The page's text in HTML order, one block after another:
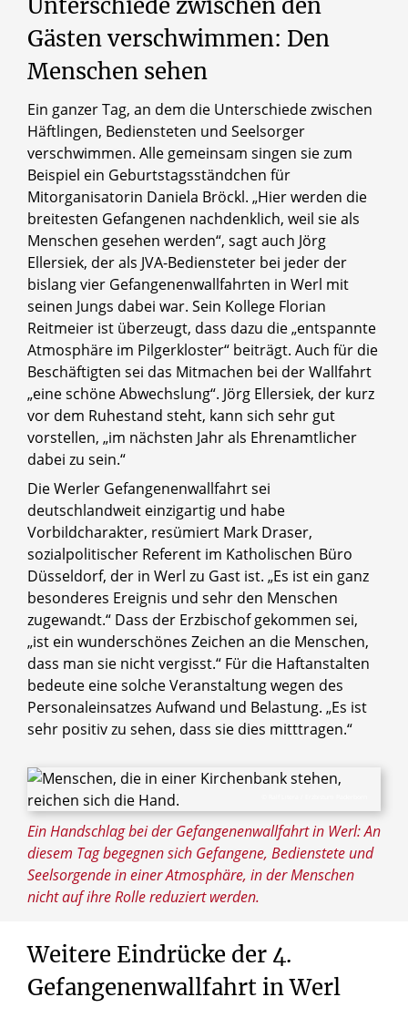
Unterschiede zwischen den
Gästenverschwimmen: Den
Menschen sehen
Ein Handschlag bei der Gefangenenwallfahrt in Werl: An
diesem Tag begegnen sich Gefangene, Bedienstete und
Seelsorgende in einer Atmosphäre, in der Menschen
nicht auf ihre Rolle reduziert werden.
Ein ganzer Tag, an dem die Unterschiede zwischen
Häftlingen, Bediensteten und Seelsorger
verschwimmen. Alle gemeinsam singen sie zum
Beispiel ein Geburtstagsständchen für
Mitorganisatorin Daniela Bröckl. „Hier werden die
breitesten Gefangenen nachdenklich, weil sie als
Menschen gesehen werden“, sagt auch Jörg
Ellersiek, der als JVA-Bediensteter bei jeder der
bislang vier Gefangenenwallfahrten in Werl mit
seinen Jungs dabei war. Sein Kollege Florian
Reitmeier ist überzeugt, dass dazu die „entspannte
Atmosphäre im Pilgerkloster“ beiträgt. Auch für die
Beschäftigten sei das Mitmachen bei der Wallfahrt
„eine schöne Abwechslung“. Jörg Ellersiek, der kurz
vor dem Ruhestand steht, kann sich sehr gut
vorstellen, „im nächsten Jahr als Ehrenamtlicher
dabei zu sein.“
Die Werler Gefangenenwallfahrt sei
deutschlandweit einzigartig und habe
Vorbildcharakter, resümiert Mark Draser,
sozialpolitischer Referent im Katholischen Büro
Düsseldorf, der in Werl zu Gast ist. „Es ist ein ganz
besonderes Ereignis und sehr den Menschen
zugewandt.“ Dass der Erzbischof gekommen sei,
„ist ein wunderschönes Zeichen an die Menschen,
dass man sie nicht vergisst.“ Für die Haftanstalten
bedeute eine solche Veranstaltung wegen des
Personaleinsatzes Aufwand und Belastung. „Es ist
sehr positiv zu sehen, dass sie dies mitttragen.“
Weitere Eindrücke der 4.
Gefangenenwallfahrt inWerl